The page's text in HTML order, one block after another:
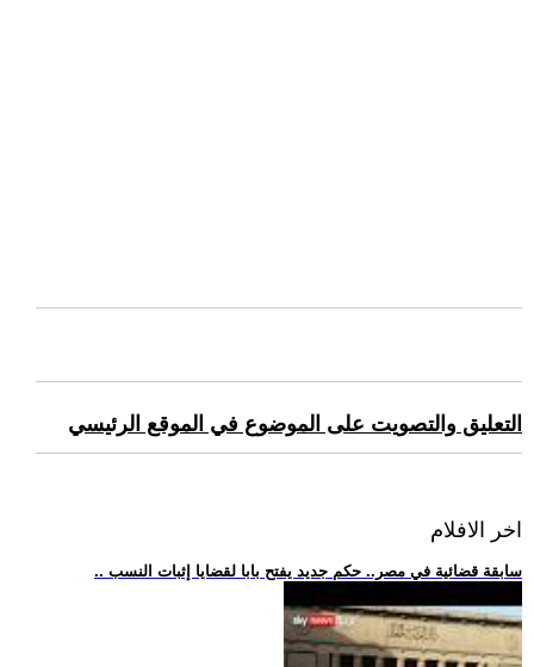
التعليق والتصويت على الموضوع في الموقع الرئيسي
اخر الافلام
.. سابقة قضائية في مصر.. حكم جديد يفتح بابا لقضايا إثبات النسب